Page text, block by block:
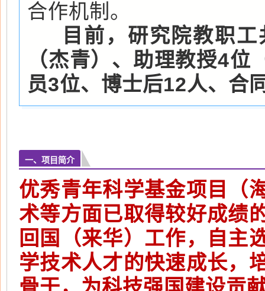
合作机制。
目前，研究院教职
（杰青）、助理教授4
员3位、博士后12人、合
一、项目简介
优秀青年科学基金项目（
术等方面已取得较好成绩
回国（来华）工作，自主
学技术人才的快速成长，